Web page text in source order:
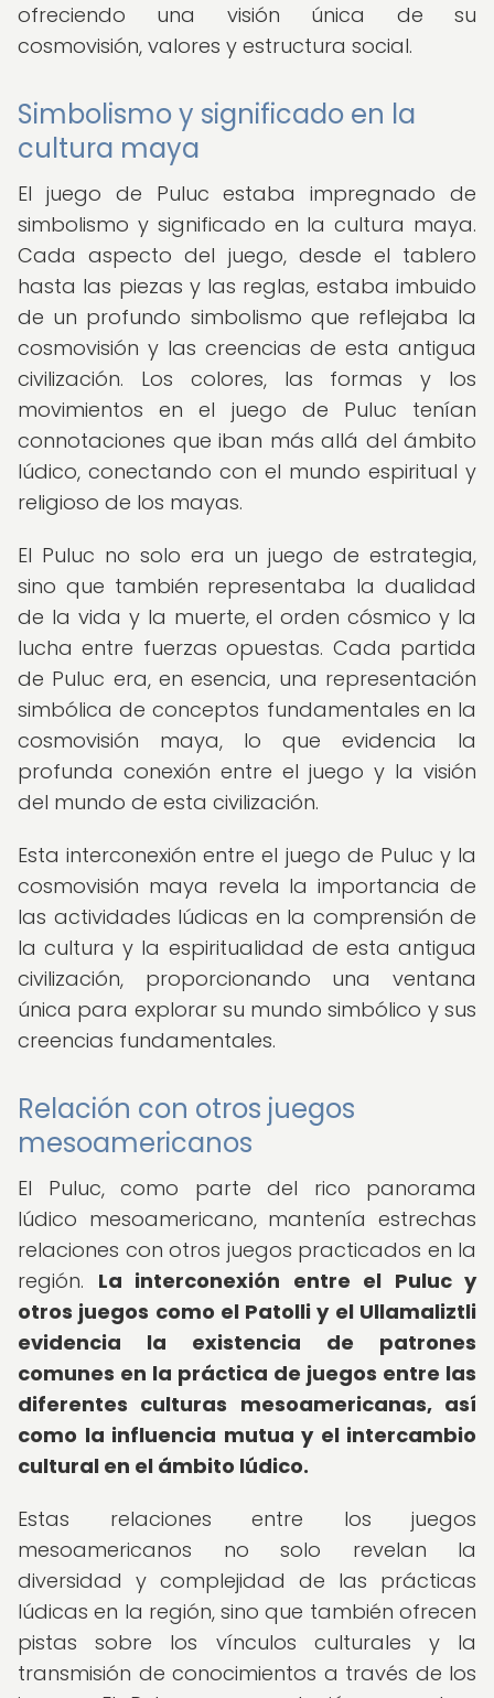
ofreciendo una visión única de su
cosmovisión, valores y estructura social.
Simbolismo y significado en la
cultura maya
El juego de Puluc estaba impregnado de
simbolismo y significado en la cultura maya.
Cada aspecto del juego, desde el tablero
hasta las piezas y las reglas, estaba imbuido
de un profundo simbolismo que reflejaba la
cosmovisión y las creencias de esta antigua
civilización. Los colores, las formas y los
movimientos en el juego de Puluc tenían
connotaciones que iban más allá del ámbito
lúdico, conectando con el mundo espiritual y
religioso de los mayas.
El Puluc no solo era un juego de estrategia,
sino que también representaba la dualidad
de la vida y la muerte, el orden cósmico y la
lucha entre fuerzas opuestas. Cada partida
de Puluc era, en esencia, una representación
simbólica de conceptos fundamentales en la
cosmovisión maya, lo que evidencia la
profunda conexión entre el juego y la visión
del mundo de esta civilización.
Esta interconexión entre el juego de Puluc y la
cosmovisión maya revela la importancia de
las actividades lúdicas en la comprensión de
la cultura y la espiritualidad de esta antigua
civilización, proporcionando una ventana
única para explorar su mundo simbólico y sus
creencias fundamentales.
Relación con otros juegos
mesoamericanos
El Puluc, como parte del rico panorama
lúdico mesoamericano, mantenía estrechas
relaciones con otros juegos practicados en la
región. La interconexión entre el Puluc y
otros juegos como el Patolli y el Ullamaliztli
evidencia la existencia de patrones
comunes en la práctica de juegos entre las
diferentes culturas mesoamericanas, así
como la influencia mutua y el intercambio
cultural en el ámbito lúdico.
Estas relaciones entre los juegos
mesoamericanos no solo revelan la
diversidad y complejidad de las prácticas
lúdicas en la región, sino que también ofrecen
pistas sobre los vínculos culturales y la
transmisión de conocimientos a través de los